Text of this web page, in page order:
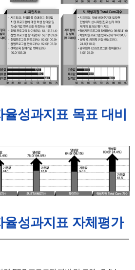
성과지표 목표 대비
율성과지표 자체평가